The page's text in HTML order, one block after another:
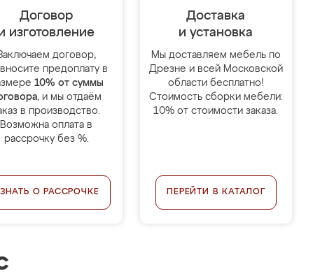
Договор
изготовление
договор,
предоплату в
10% от суммы
, и мы отдаём
в производство.
Возможна оплата в
рассрочку без %.
О РАССРОЧКЕ
Доставка
и установка
Мы доставляем мебель по
Дрезне и всей Московской
области бесплатно!
Стоимость сборки мебели:
10% от стоимости заказа.
ПЕРЕЙТИ В КАТАЛОГ